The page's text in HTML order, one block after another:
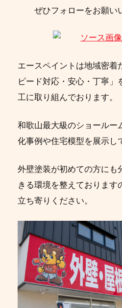
ぜひフォローをお願い
エースペイントは地域密着
ピード対応・安心・丁寧」
工に取り組んでおります。
和歌山最大級のショールー
化事例や住宅模型を展示し
外壁塗装が初めての方にも
きる環境を整えております
立ち寄りください。